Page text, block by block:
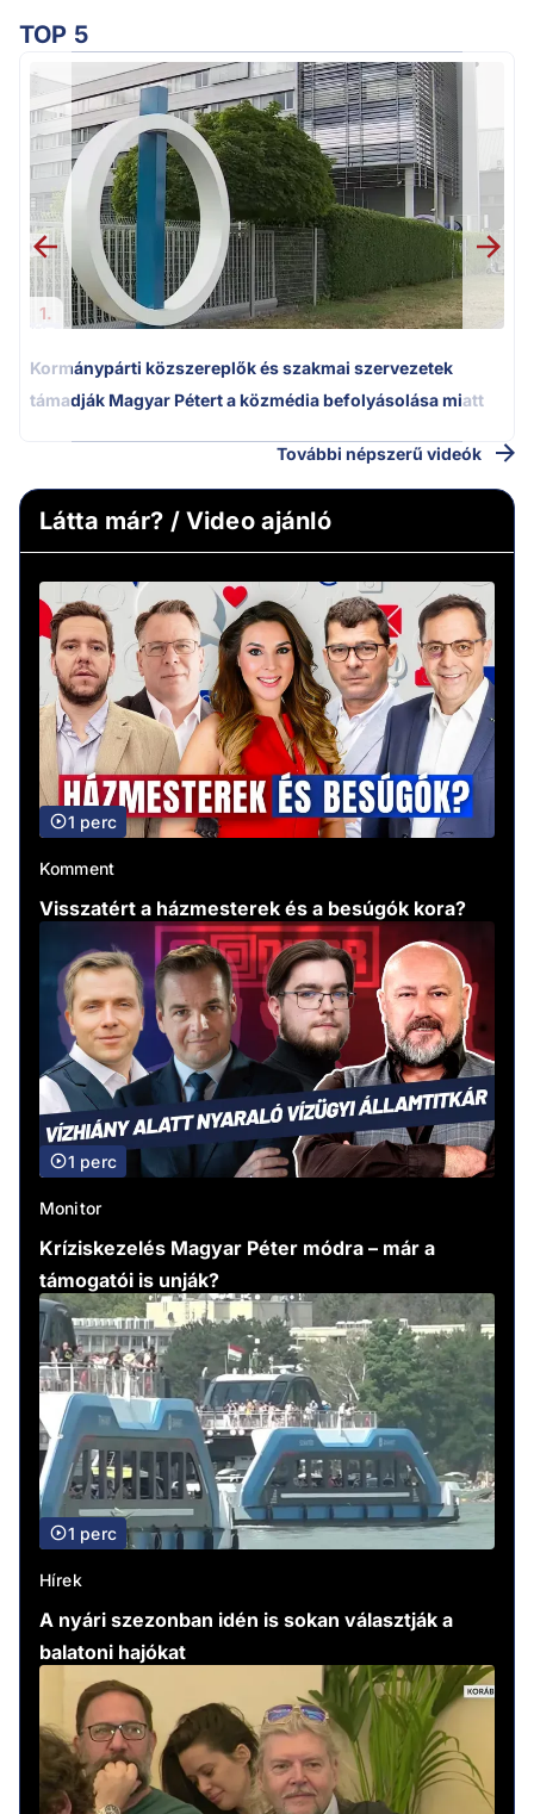
TOP 5
1.
Kormánypárti közszereplők és szakmai szervezetek
támadják Magyar Pétert a közmédia befolyásolása miatt
További népszerű videók
Látta már? / Video ajánló
1 perc
Komment
Visszatért a házmesterek és a besúgók kora?
1 perc
Monitor
Kríziskezelés Magyar Péter módra – már a
támogatói is unják?
1 perc
Hírek
A nyári szezonban idén is sokan választják a
balatoni hajókat